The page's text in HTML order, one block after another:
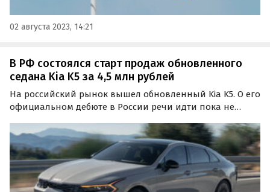
02 августа 2023, 14:21
В РФ состоялся старт продаж обновленного
седана Kia K5 за 4,5 млн рублей
На российский рынок вышел обновленный Kia K5. О его
официальном дебюте в России речи идти пока не
заказать такую машину по цене 4 500 000 рублей, пишут
«Автоновости дня».